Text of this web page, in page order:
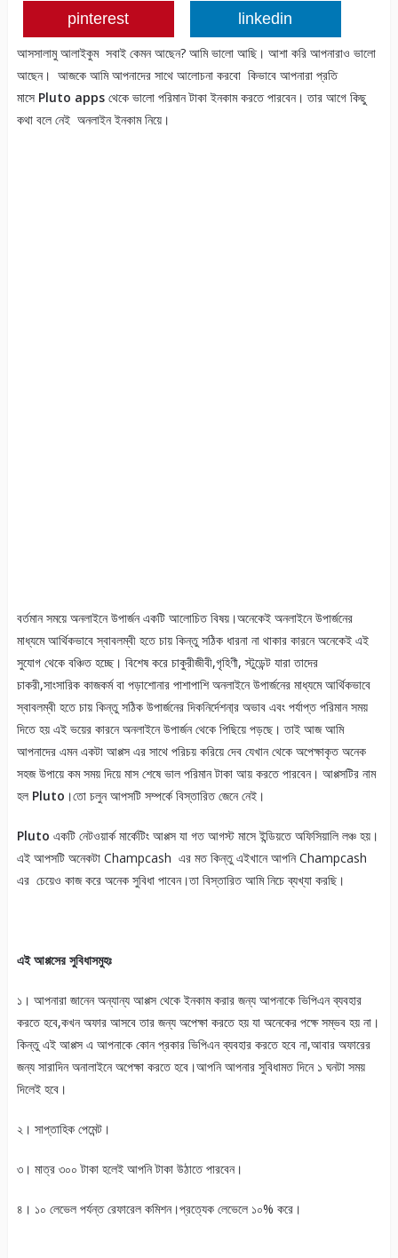
pinterest linkedin
আসসালামু আলাইকুম সবাই কেমন আছেন? আমি ভালো আছি। আশা করি আপনারাও ভালো
আছেন। আজকে আমি আপনাদের সাথে আলোচনা করবো কিভাবে আপনারা প্রতি
মাসে Pluto apps থেকে ভালো পরিমান টাকা ইনকাম করতে পারবেন। তার আগে কিছু
কথা বলে নেই অনলাইন ইনকাম নিয়ে।
বর্তমান সময়ে অনলাইনে উপার্জন একটি আলোচিত বিষয়।অনেকেই অনলাইনে উপার্জনের
মাধ্যমে আর্থিকভাবে স্বাবলম্বী হতে চায় কিন্তু সঠিক ধারনা না থাকার কারনে অনেকেই এই
সুযোগ থেকে বঞ্চিত হচ্ছে। বিশেষ করে চাকুরীজীবী,গৃহিণী, স্টুডেন্ট যারা তাদের
চাকরী,সাংসারিক কাজকর্ম বা পড়াশোনার পাশাপাশি অনলাইনে উপার্জনের মাধ্যমে আর্থিকভাবে
স্বাবলম্বী হতে চায় কিন্তু সঠিক উপার্জনের দিকনির্দেশনা্র অভাব এবং পর্যাপ্ত পরিমান সময়
দিতে হয় এই ভয়ের কারনে অনলাইনে উপার্জন থেকে পিছিয়ে পড়ছে। তাই আজ আমি
আপনাদের এমন একটা আপ্পস এর সাথে পরিচয় করিয়ে দেব যেখান থেকে অপেক্ষাকৃত অনেক
সহজ উপায়ে কম সময় দিয়ে মাস শেষে ভাল পরিমান টাকা আয় করতে পারবেন। আপ্পসটির নাম
হল Pluto ।তো চলুন আপসটি সম্পর্কে বিস্তারিত জেনে নেই।
Pluto একটি নেটওয়ার্ক মার্কেটিং আপ্পস যা গত আগস্ট মাসে ইন্ডিয়তে অফিসিয়ালি লঞ্চ হয়।
এই আপসটি অনেকটা Champcash এর মত কিন্তু এইখানে আপনি Champcash
এর চেয়েও কাজ করে অনেক সুবিধা পাবেন।তা বিস্তারিত আমি নিচে ব্যখ্যা করছি।
এই আপ্পসের সুবিধাসমুহঃ
১। আপনারা জানেন অন্যান্য আপ্পস থেকে ইনকাম করার জন্য আপনাকে ভিপিএন ব্যবহার
করতে হবে,কখন অফার আসবে তার জন্য অপেক্ষা করতে হয় যা অনেকের পক্ষে সম্ভব হয় না।
কিন্তু এই আপ্পস এ আপনাকে কোন প্রকার ভিপিএন ব্যবহার করতে হবে না,আবার অফারের
জন্য সারাদিন অনালাইনে অপেক্ষা করতে হবে।আপনি আপনার সুবিধামত দিনে ১ ঘনটা সময়
দিলেই হবে।
২। সাপ্তাহিক পেমেন্ট।
৩। মাত্র ৩০০ টাকা হলেই আপনি টাকা উঠাতে পারবেন।
৪। ১০ লেভেল পর্যন্ত রেফারেল কমিশন।প্রত্যেক লেভেলে ১০% করে।